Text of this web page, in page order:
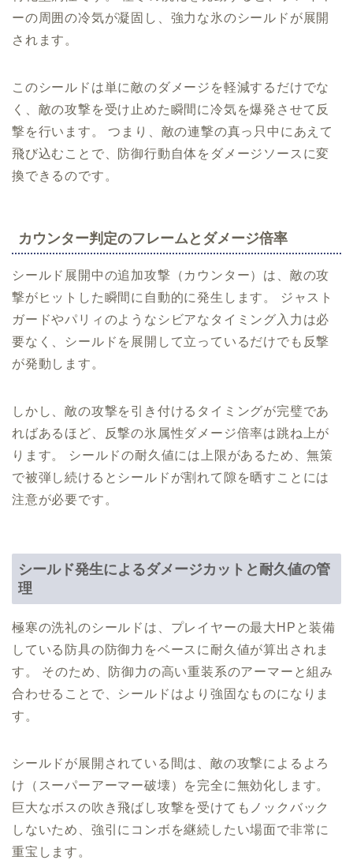
ーの周囲の冷気が凝固し、強力な氷のシールドが展開
されます。
このシールドは単に敵のダメージを軽減するだけでな
く、敵の攻撃を受け止めた瞬間に冷気を爆発させて反
撃を行います。 つまり、敵の連撃の真っ只中にあえて
飛び込むことで、防御行動自体をダメージソースに変
換できるのです。
カウンター判定のフレームとダメージ倍率
シールド展開中の追加攻撃（カウンター）は、敵の攻
撃がヒットした瞬間に自動的に発生します。 ジャスト
ガードやパリィのようなシビアなタイミング入力は必
要なく、シールドを展開して立っているだけでも反撃
が発動します。
しかし、敵の攻撃を引き付けるタイミングが完璧であ
ればあるほど、反撃の氷属性ダメージ倍率は跳ね上が
ります。 シールドの耐久値には上限があるため、無策
で被弾し続けるとシールドが割れて隙を晒すことには
注意が必要です。
シールド発生によるダメージカットと耐久値の管
理
極寒の洗礼のシールドは、プレイヤーの最大HPと装備
している防具の防御力をベースに耐久値が算出されま
す。 そのため、防御力の高い重装系のアーマーと組み
合わせることで、シールドはより強固なものになりま
す。
シールドが展開されている間は、敵の攻撃によるよろ
け（スーパーアーマー破壊）を完全に無効化します。
巨大なボスの吹き飛ばし攻撃を受けてもノックバック
しないため、強引にコンボを継続したい場面で非常に
重宝します。